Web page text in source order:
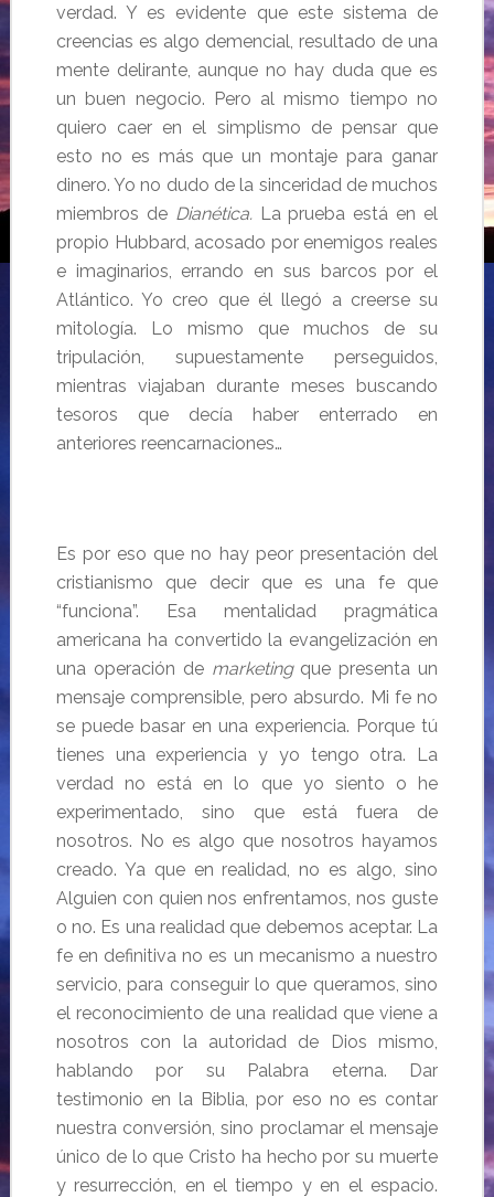
verdad. Y es evidente que este sistema de
creencias es algo demencial, resultado de una
mente delirante, aunque no hay duda que es
un buen negocio. Pero al mismo tiempo no
quiero caer en el simplismo de pensar que
esto no es más que un montaje para ganar
dinero. Yo no dudo de la sinceridad de muchos
miembros de Dianética. La prueba está en el
propio Hubbard, acosado por enemigos reales
e imaginarios, errando en sus barcos por el
Atlántico. Yo creo que él llegó a creerse su
mitología. Lo mismo que muchos de su
tripulación, supuestamente perseguidos,
mientras viajaban durante meses buscando
tesoros que decía haber enterrado en
anteriores reencarnaciones…
Es por eso que no hay peor presentación del
cristianismo que decir que es una fe que
“funciona”. Esa mentalidad pragmática
americana ha convertido la evangelización en
una operación de marketing que presenta un
mensaje comprensible, pero absurdo. Mi fe no
se puede basar en una experiencia. Porque tú
tienes una experiencia y yo tengo otra. La
verdad no está en lo que yo siento o he
experimentado, sino que está fuera de
nosotros. No es algo que nosotros hayamos
creado. Ya que en realidad, no es algo, sino
Alguien con quien nos enfrentamos, nos guste
o no. Es una realidad que debemos aceptar. La
fe en definitiva no es un mecanismo a nuestro
servicio, para conseguir lo que queramos, sino
el reconocimiento de una realidad que viene a
nosotros con la autoridad de Dios mismo,
hablando por su Palabra eterna. Dar
testimonio en la Biblia, por eso no es contar
nuestra conversión, sino proclamar el mensaje
único de lo que Cristo ha hecho por su muerte
y resurrección, en el tiempo y en el espacio.